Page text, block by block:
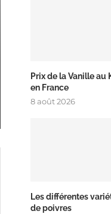
Prix de la Vanille au
en France
8 août 2026
Les différentes
de poivres